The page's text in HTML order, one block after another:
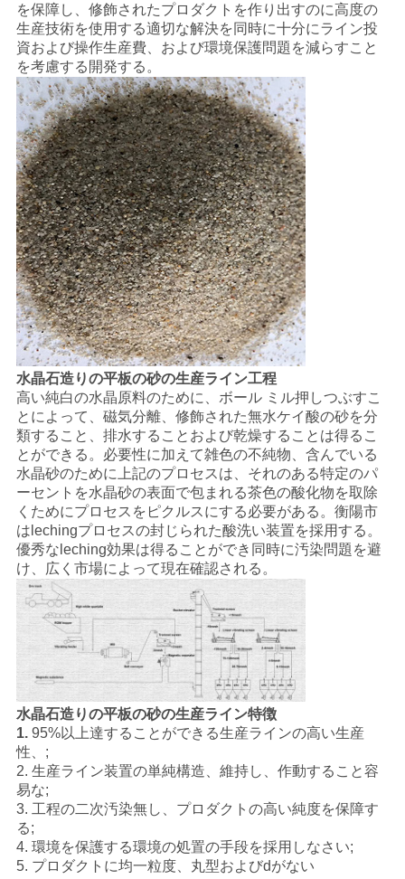
ニ
ュ
ー
ス
場
合
地
図
プ
ラ
イ
バ
シ
ー
リ
シ
ー
を保障し、修飾されたプロダクトを作り出すのに高度の
生産技術を使用する適切な解決を同時に十分にライン投
資および操作生産費、および環境保護問題を減らすこと
を考慮する開発する。
水晶石造りの平板の砂の生産ライン工程
高い純白の水晶原料のために、ボール ミル押しつぶすこ
とによって、磁気分離、修飾された無水ケイ酸の砂を分
類すること、排水することおよび乾燥することは得るこ
とができる。必要性に加えて雑色の不純物、含んでいる
水晶砂のために上記のプロセスは、それのある特定のパ
ーセントを水晶砂の表面で包まれる茶色の酸化物を取除
くためにプロセスをピクルスにする必要がある。衡陽市
はlechingプロセスの封じられた酸洗い装置を採用する。
優秀なleching効果は得ることができ同時に汚染問題を避
け、広く市場によって現在確認される。
水晶石造りの平板の砂の生産ライン特徴
1. 95%以上達することができる生産ラインの高い生産
性、;
2. 生産ライン装置の単純構造、維持し、作動すること容
易な;
3. 工程の二次汚染無し、プロダクトの高い純度を保障す
る;
4. 環境を保護する環境の処置の手段を採用しなさい;
5. プロダクトに均一粒度、丸型およびdがない